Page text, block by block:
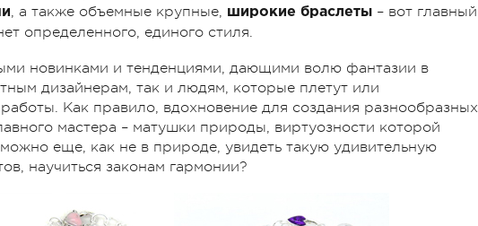
, а также объемные крупные, широкие браслеты – вот главный
определенного, единого стиля.
новинками и тенденциями, дающими волю фантазии в
дизайнерам, так и людям, которые плетут или
Как правило, вдохновение для создания разнообразных
мастера – матушки природы, виртуозности которой
еще, как не в природе, увидеть такую удивительную
научиться законам гармонии?